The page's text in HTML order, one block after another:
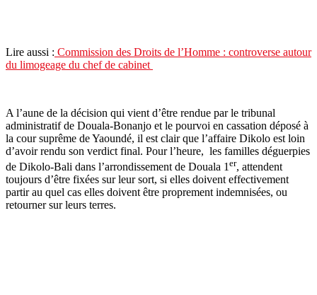
Lire aussi : Commission des Droits de l’Homme : controverse autour
du limogeage du chef de cabinet
A l’aune de la décision qui vient d’être rendue par le tribunal
administratif de Douala-Bonanjo et le pourvoi en cassation déposé à
la cour suprême de Yaoundé, il est clair que l’affaire Dikolo est loin
d’avoir rendu son verdict final. Pour l’heure, les familles déguerpies
de Dikolo-Bali dans l’arrondissement de Douala 1 er, attendent
toujours d’être fixées sur leur sort, si elles doivent effectivement
partir au quel cas elles doivent être proprement indemnisées, ou
retourner sur leurs terres.